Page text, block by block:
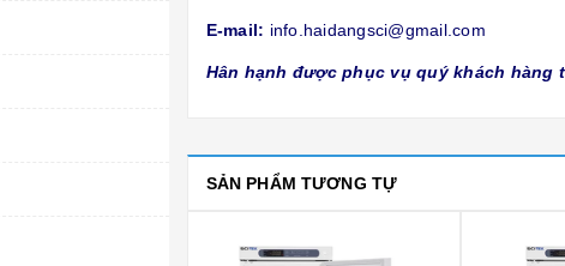
E-mail: info.haidangsci@gmail.com
Hân hạnh được phục vụ quý khách
SẢN PHẨM TƯƠNG TỰ